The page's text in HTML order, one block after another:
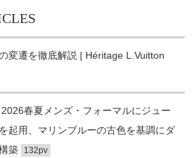
変遷を徹底解説 | Héritage L.Vuitton
春夏メンズ・フォーマルにジュー
起用、マリンブルーの古色を基調にダ
築
132pv